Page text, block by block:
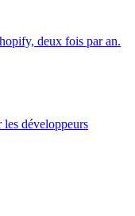
deux fois par an.
développeurs